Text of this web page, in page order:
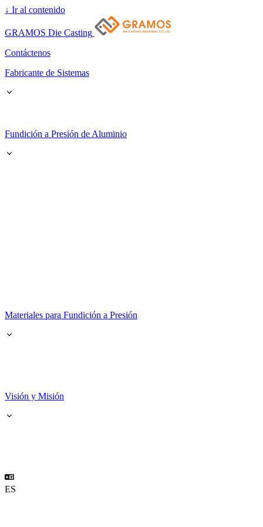
↓ Ir al contenido
GRAMOS Die Casting
Contáctenos
Fabricante de Sistemas
Fundición a Presión de Aluminio
Materiales para Fundición a Presión
Visión y Misión
ES